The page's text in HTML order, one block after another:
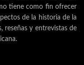
tiene como fin ofrecer
de la historia de la
reseñas y entrevistas de